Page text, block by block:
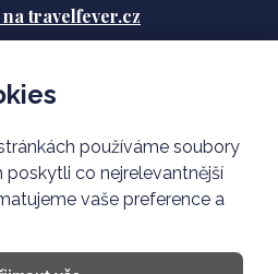
travelfever.cz
O nás
používáme soubory
co nejrelevantnější
vaše preference a